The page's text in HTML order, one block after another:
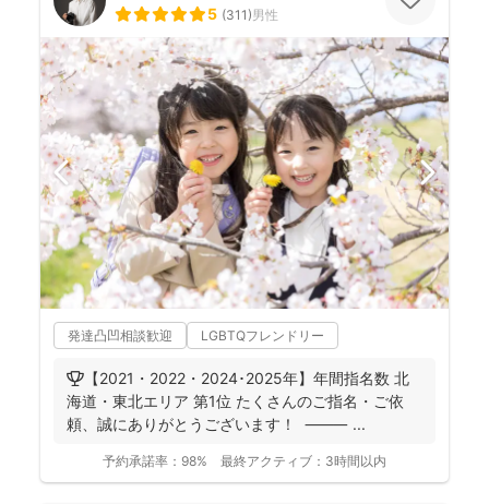
5 (311)男性
発達凸凹相談歓迎 LGBTQフレンドリー
🏆【2021・2022・2024･2025年】年間指名数 北
海道・東北エリア 第1位 たくさんのご指名・ご依
頼、誠にありがとうございます！ ⸻ ...
予約承諾率： 98% 最終アクティブ： 3時間以内